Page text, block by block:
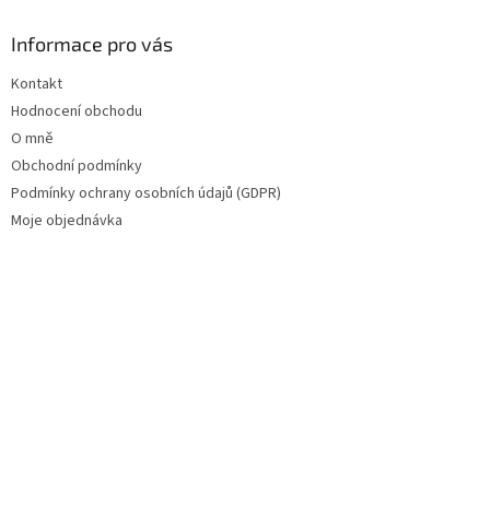
Informace pro vás
Kontakt
Hodnocení obchodu
O mně
Obchodní podmínky
Podmínky ochrany osobních údajů (GDPR)
Moje objednávka